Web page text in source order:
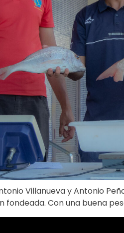
Villanueva y Antonio
fondeada. Con una buena